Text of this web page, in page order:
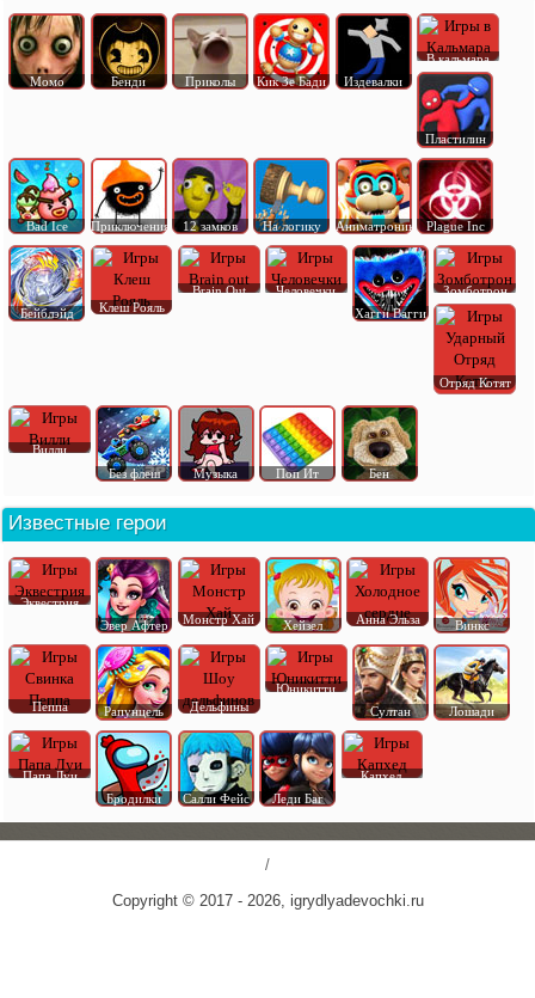
Момо Бенди Приколы Кик Зе Бади Издевалки
В кальмара
Пластилин
Bad Ice Приключения 12 замков На логику Аниматроник Plague Inc
Бейблэйд Клеш Рояль
Brain Out
Человечки
Хагги Вагги
Зомботрон
Отряд Котят
Вилли
Без флеш
Музыка Поп Ит Бен
Известные герои
Эквестрия
Эвер Афтер
Монстр Хай Хейзел Анна Эльза Винкс
Пеппа Рапунцель Дельфины
Юникитти
Султан
Лошади
Папа Луи
Бродилки
Салли Фейс Леди Баг
Капхед
/
Copyright © 2017 - 2026, igrydlyadevochki.ru